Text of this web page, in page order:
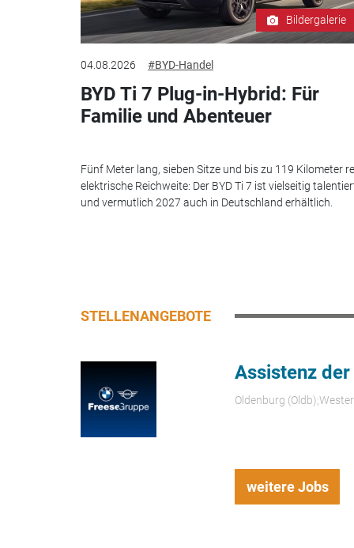
Bildergalerie
04.08.2026 #BYD-Handel
BYD Ti 7 Plug-in-Hybrid: Für
Familie und Abenteuer
Fünf Meter lang, sieben Sitze und bis zu 119 Kilometer
elektrische Reichweite: Der BYD Ti 7 ist vielseitig
und vermutlich 2027 auch in Deutschland erhältlich.
STELLENANGEBOTE
Assistenz
Oldenburg
weitere Jobs